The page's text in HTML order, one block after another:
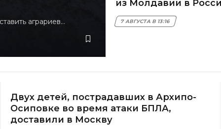
аграриев…
из Молдавии в
7 АВГУСТА В 13:16
Двух детей, пострадавших в Архипо-
Осиповке во время атаки БПЛА,
доставили в Москву